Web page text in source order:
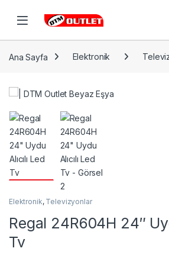
Open
Ana Sayfa Elektronik
Elektronik, Televizyonlar
Regal 24R604H 24″
Tv